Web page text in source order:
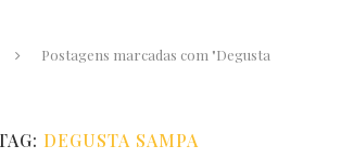
Postagens marcadas com "Degusta
DEGUSTA SAMPA